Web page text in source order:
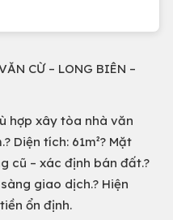
CỪ – LONG BIÊN –
hợp xây tòa nhà văn
Diện tích: 61m²? Mặt
cũ – xác định bán đất.?
giao dịch.? Hiện
ổn định.